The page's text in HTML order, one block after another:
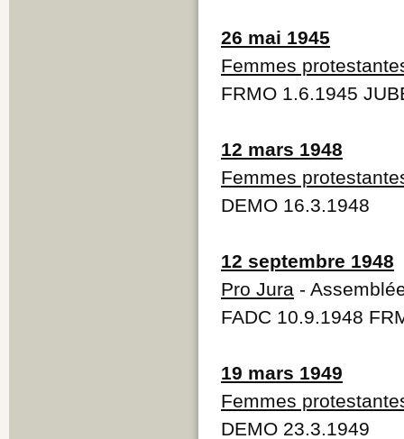
26 mai 1945
Femmes
FRMO 1.6.1945
12 mars 1948
Femmes
DEMO 16.3.1948
12 septembre 1948
Pro Jura -
FADC 10.9.1948
19 mars 1949
Femmes
DEMO 23.3.1949